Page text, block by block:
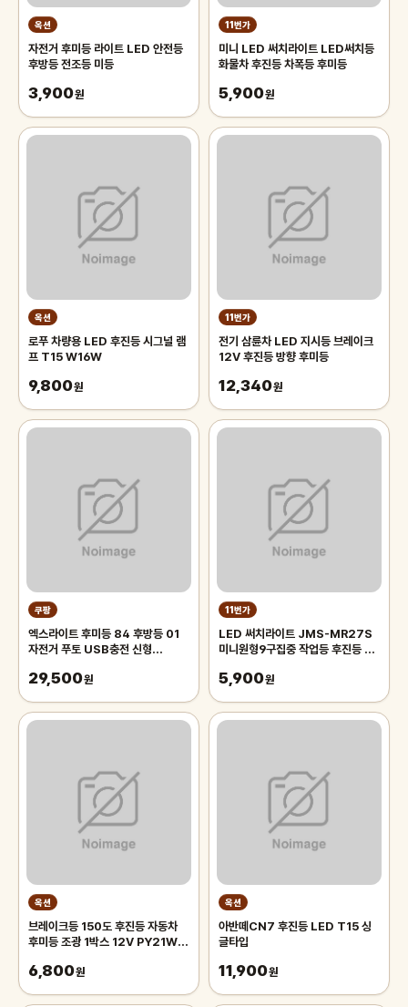
옥션
자전거 후미등 라이트 LED 안전등
후방등 전조등 미등
3,900원
11번가
미니 LED 써치라이트 LED써치등
화물차 후진등 차폭등 후미등
5,900원
옥션
로푸 차량용 LED 후진등 시그널 램
프 T15 W16W
9,800원
11번가
전기 삼륜차 LED 지시등 브레이크
12V 후진등 방향 후미등
12,340원
쿠팡
엑스라이트 후미등 84 후방등 01
자전거 푸토 USB충전 신형
29,500원
11번가
LED 써치라이트 JMS-MR27S
미니원형9구집중 작업등 후진등 서
5,900원
옥션
브레이크등 150도 후진등 자동차
후미등 조광 1박스 12V PY21W
6,800원
옥션
아반떼CN7 후진등 LED T15 싱
글타입
11,900원